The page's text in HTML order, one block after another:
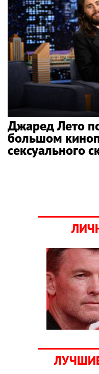
Джаред Лето
большом
сексуального